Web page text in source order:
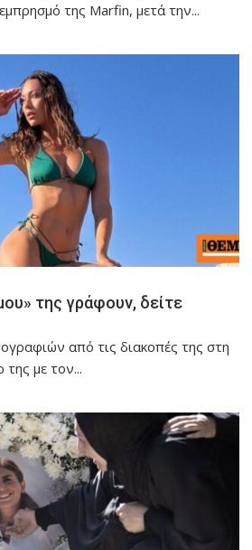
της Marfin, μετά την...
της γράφουν, δείτε
από τις διακοπές της στη
με τον...